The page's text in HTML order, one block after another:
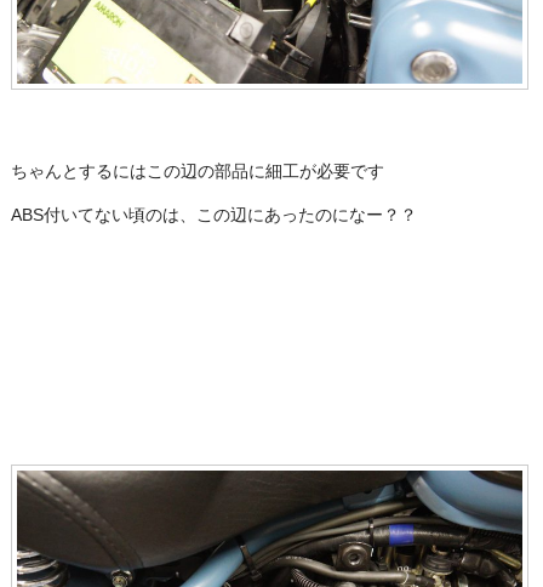
ちゃんとするにはこの辺の部品に細工が必要です
ABS付いてない頃のは、この辺にあったのになー？？